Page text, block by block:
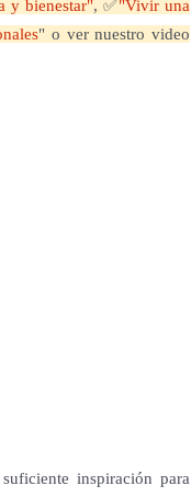
y bienestar", ✅"Vivir una
" o ver nuestro video
inspiración para